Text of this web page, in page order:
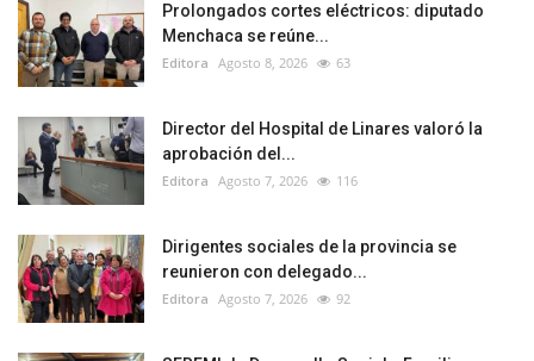
Prolongados cortes eléctricos: diputado
Menchaca se reúne...
Editora Agosto 8, 2026 63
Director del Hospital de Linares valoró la
aprobación del...
Editora Agosto 7, 2026 116
Dirigentes sociales de la provincia se
reunieron con delegado...
Editora Agosto 7, 2026 92